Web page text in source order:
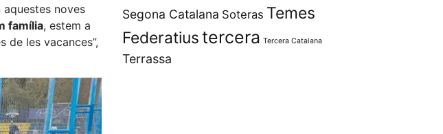
noves
família, estem a
de les vacances”,
Segona Catalana Soteras Temes
Federatiustercera Tercera Catalana
Terrassa